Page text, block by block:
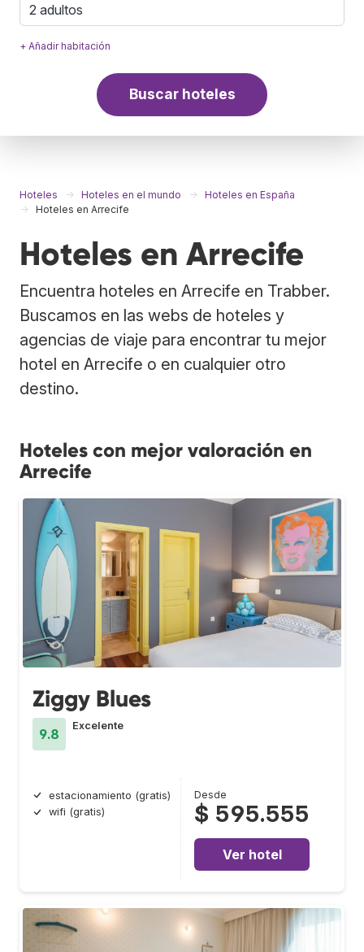
2 adultos
+ Añadir habitación
Buscar hoteles
Hoteles Hoteles en el mundo
Hoteles en España
Hoteles en Arrecife
Hoteles en Arrecife
Encuentra hoteles en Arrecife en Trabber.
Buscamos en las webs de hoteles y
agencias de viaje para encontrar tu mejor
hotel en Arrecife o en cualquier otro
destino.
Hoteles con mejor valoración en
Arrecife
Ziggy Blues
9.8
Excelente
estacionamiento (gratis)
wifi (gratis)
Desde
$ 595.555
Ver hotel